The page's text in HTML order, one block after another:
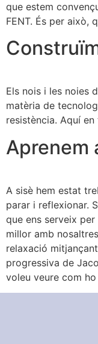
que estem
FENT. És per això,
Els nois i les noies
matèria de
resistència. Aquí
Aprenem
A sisè hem estat
parar i reflexionar.
que ens serveix
millor amb
relaxació
progressiva de
voleu veure com